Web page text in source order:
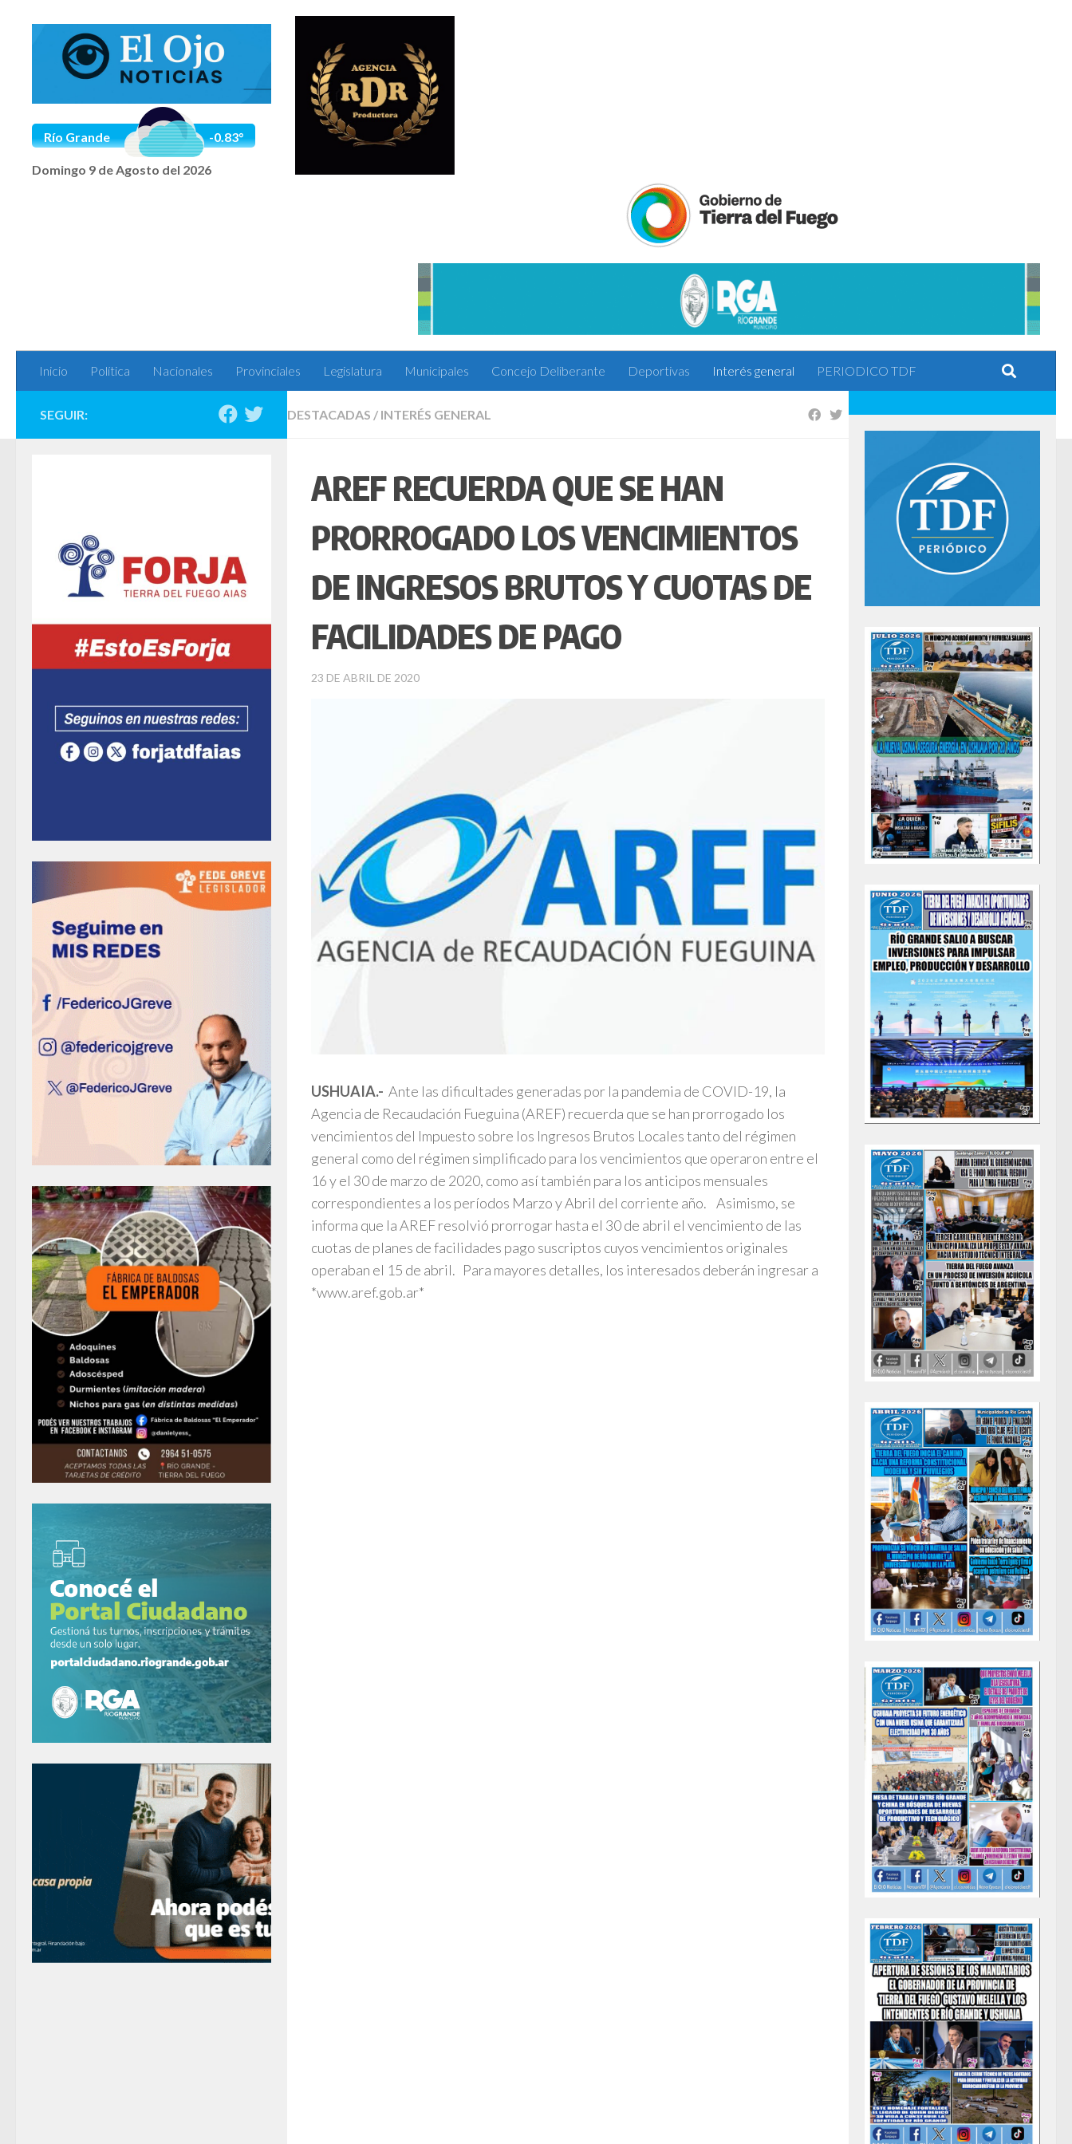
Saltar al contenido
Río Grande -0.83°
Domingo 9 de Agosto del 2026
Inicio Política Nacionales Provinciales Legislatura Municipales Concejo Deliberante Deportivas Interés general PERIODICO TDF
DESTACADAS / INTERÉS GENERAL
AREF RECUERDA QUE SE HAN
PRORROGADO LOS VENCIMIENTOS
DE INGRESOS BRUTOS Y CUOTAS DE
FACILIDADES DE PAGO
23 DE ABRIL DE 2020
USHUAIA.- Ante las dificultades generadas por la pandemia de COVID-19, la
Agencia de Recaudación Fueguina (AREF) recuerda que se han prorrogado los
vencimientos del Impuesto sobre los Ingresos Brutos Locales tanto del régimen
general como del régimen simplificado para los vencimientos que operaron entre el
16 y el 30 de marzo de 2020, como así también para los anticipos mensuales
correspondientes a los períodos Marzo y Abril del corriente año. Asimismo, se
informa que la AREF resolvió prorrogar hasta el 30 de abril el vencimiento de las
cuotas de planes de facilidades pago suscriptos cuyos vencimientos originales
operaban el 15 de abril. Para mayores detalles, los interesados deberán ingresar a
*www.aref.gob.ar*
SEGUIR: